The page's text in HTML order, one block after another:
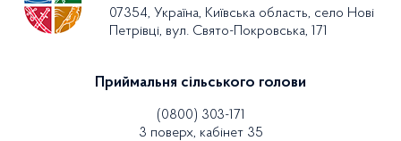
07354, Україна, Київська область, село Нові
Петрівці, вул. Свято-Покровська, 171
Приймальня сільського голови
(0800) 303-171
3 поверх, кабінет 35